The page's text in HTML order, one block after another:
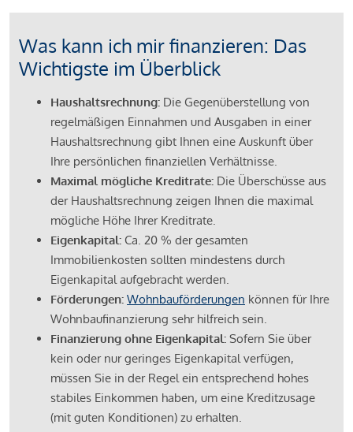
Was kann ich mir finanzieren: Das
Wichtigste im Überblick
Haushaltsrechnung: Die Gegenüberstellung von
regelmäßigen Einnahmen und Ausgaben in einer
Haushaltsrechnung gibt Ihnen eine Auskunft über
Ihre persönlichen finanziellen Verhältnisse.
Maximal mögliche Kreditrate: Die Überschüsse aus
der Haushaltsrechnung zeigen Ihnen die maximal
mögliche Höhe Ihrer Kreditrate.
Eigenkapital: Ca. 20 % der gesamten
Immobilienkosten sollten mindestens durch
Eigenkapital aufgebracht werden.
Förderungen: Wohnbauförderungen können für Ihre
Wohnbaufinanzierung sehr hilfreich sein.
Finanzierung ohne Eigenkapital: Sofern Sie über
kein oder nur geringes Eigenkapital verfügen,
müssen Sie in der Regel ein entsprechend hohes
stabiles Einkommen haben, um eine Kreditzusage
(mit guten Konditionen) zu erhalten.